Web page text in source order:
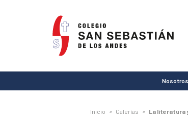
Colegio
San
Sebastián
de
Los
Andes
Nosotros
Inicio » Galerías » La literatura